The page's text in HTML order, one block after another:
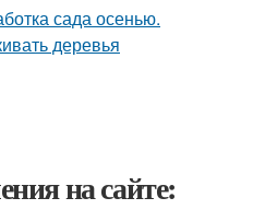
на сайте: